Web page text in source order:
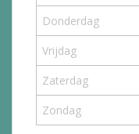
Donderdag
Vrijdag
Zaterdag
Zondag